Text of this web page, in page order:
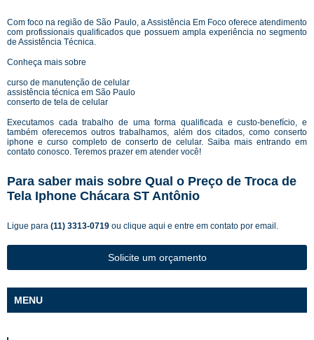
Com foco na região de São Paulo, a Assistência Em Foco oferece atendimento
com profissionais qualificados que possuem ampla experiência no segmento
de Assistência Técnica.
Conheça mais sobre
curso de manutenção de celular
assistência técnica em São Paulo
conserto de tela de celular
Executamos cada trabalho de uma forma qualificada e custo-benefício, e
também oferecemos outros trabalhamos, além dos citados, como conserto
iphone e curso completo de conserto de celular. Saiba mais entrando em
contato conosco. Teremos prazer em atender você!
Para saber mais sobre Qual o Preço de Troca de
Tela Iphone Chácara ST Antônio
Ligue para (11) 3313-0719 ou clique aqui e entre em contato por email.
Solicite um orçamento
MENU